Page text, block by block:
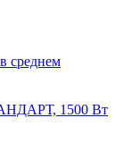
среднем